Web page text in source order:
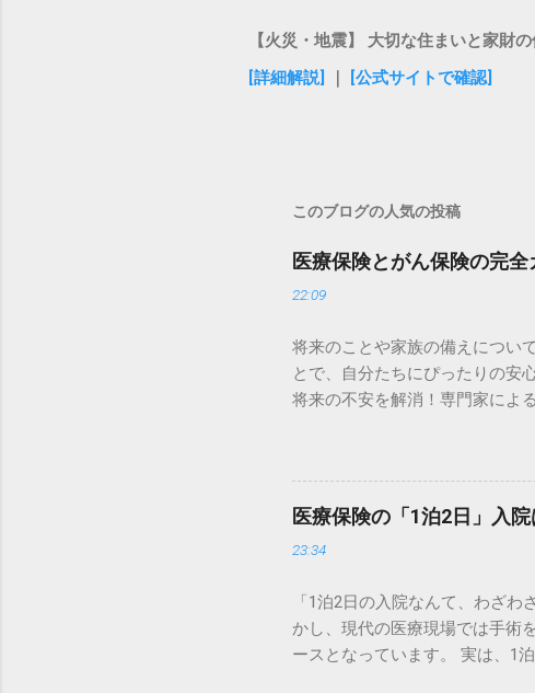
【火災・地震】 大切な住まいと家財
[詳細解説]
[公式サイトで確認]
このブログの人気の投稿
医療保険とがん保険の完
22:09
将来のことや家族の備えについ
とで、自分たちにぴったりの安
将来の不安を解消！専門家によ
ですが、すべての費用がカバ
治療の増加など、医療を取り巻
ポートを受けられない可能性も
医療保険・がん保険を構築する
医療保険の必要性 日本の公的医
限度額を超えた場合、超過分
は一定額に抑えられます。 しか
て個室や少人数部屋に入った
医療保険の「1泊2日」入
23:34
「1泊2日の入院なんて、わざ
かし、現代の医療現場では手術
ースとなっています。 実は、1